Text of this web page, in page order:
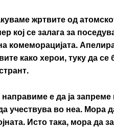
жртвите од
кој се залага за
комеморацијата.
како херои, туку да
е да ја запреме
учествува во неа. Мора
Исто така, мора да